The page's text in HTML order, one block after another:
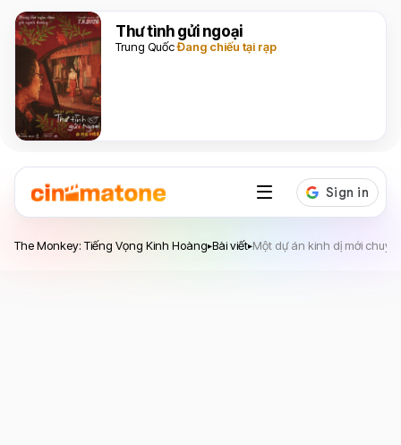
Thư tình gửi ngoại
Trung QuốcĐang chiếu tại rạp
The Monkey: Tiếng Vọng Kinh Hoàng▸Bài viết▸Một dự án kinh dị mới